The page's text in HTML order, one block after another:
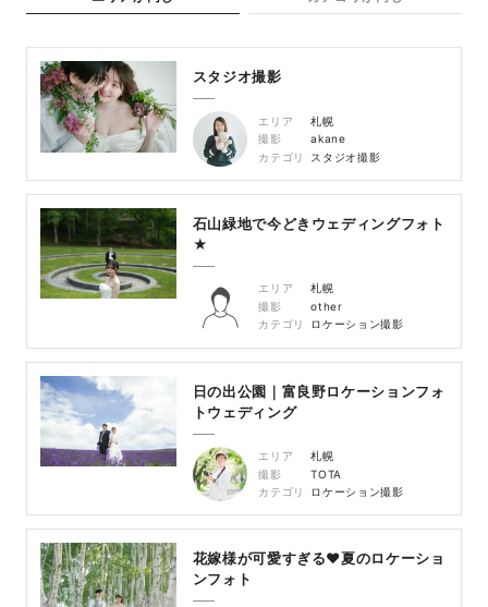
スタジオ撮影
エリア
札幌
撮影
akane
カテゴリ
スタジオ撮影
石山緑地で今どきウェディングフォト
★
エリア
札幌
撮影
other
カテゴリ
ロケーション撮影
日の出公園｜富良野ロケーションフォ
トウェディング
エリア
札幌
撮影
TOTA
カテゴリ
ロケーション撮影
花嫁様が可愛すぎる♥夏のロケーショ
ンフォト